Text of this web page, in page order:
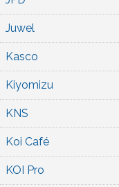
Juwel
Kasco
Kiyomizu
KNS
Koi Café
KOI Pro